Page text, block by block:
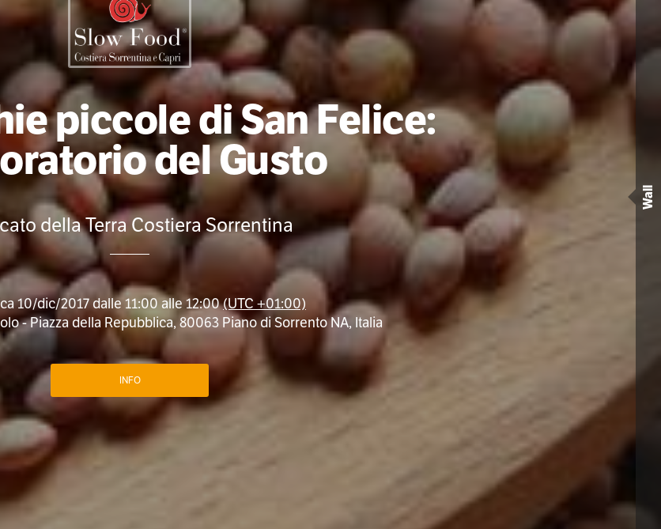
piccole di San Felice:
del Gusto
della Terra Costiera Sorrentina
10/dic/2017 dalle 11:00 alle 12:00(UTC +01:00)
- Piazza della Repubblica, 80063 Piano di Sorrento NA, Italia
INFO
Wall